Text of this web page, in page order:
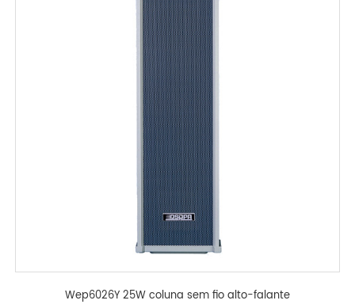
Wep6026Y 25W coluna sem fio alto-falante